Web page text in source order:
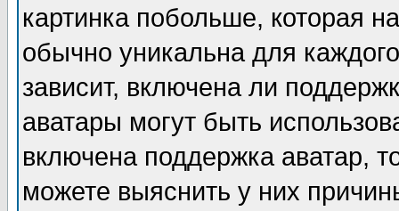
картинка побольше, которая
обычно уникальна для
зависит, включена ли
аватары могут быть
включена поддержка аватар,
можете выяснить у них